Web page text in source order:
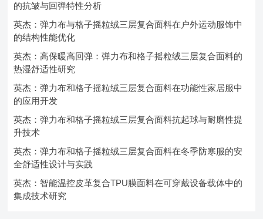
的抗皱与回弹特性分析
英杰：弹力布与格子摇粒绒三层复合面料在户外运动服饰中
的结构性能优化
英杰：高保暖高回弹：弹力布和格子摇粒绒三层复合面料的
热湿舒适性研究
英杰：弹力布和格子摇粒绒三层复合面料在功能性家居服中
的应用开发
英杰：弹力布和格子摇粒绒三层复合面料抗起球与耐磨性提
升技术
英杰：弹力布和格子摇粒绒三层复合面料在冬季防寒服的安
全舒适性设计与实践
英杰：智能温控皮革复合TPU膜面料在可穿戴设备载体中的
集成技术研究